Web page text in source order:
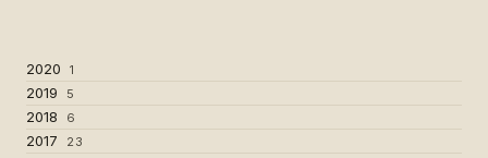
2020 1
2019 5
2018 6
2017 23